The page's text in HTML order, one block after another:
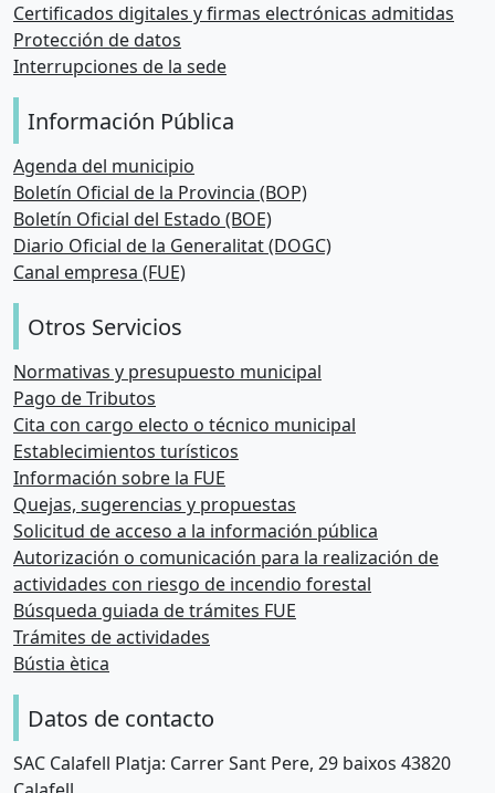
Certificados digitales y firmas electrónicas admitidas
Protección de datos
Interrupciones de la sede
Información Pública
Agenda del municipio
Boletín Oficial de la Provincia (BOP)
Boletín Oficial del Estado (BOE)
Diario Oficial de la Generalitat (DOGC)
Canal empresa (FUE)
Otros Servicios
Normativas y presupuesto municipal
Pago de Tributos
Cita con cargo electo o técnico municipal
Establecimientos turísticos
Información sobre la FUE
Quejas, sugerencias y propuestas
Solicitud de acceso a la información pública
Autorización o comunicación para la realización de
actividades con riesgo de incendio forestal
Búsqueda guiada de trámites FUE
Trámites de actividades
Bústia ètica
Datos de contacto
SAC Calafell Platja: Carrer Sant Pere, 29 baixos 43820